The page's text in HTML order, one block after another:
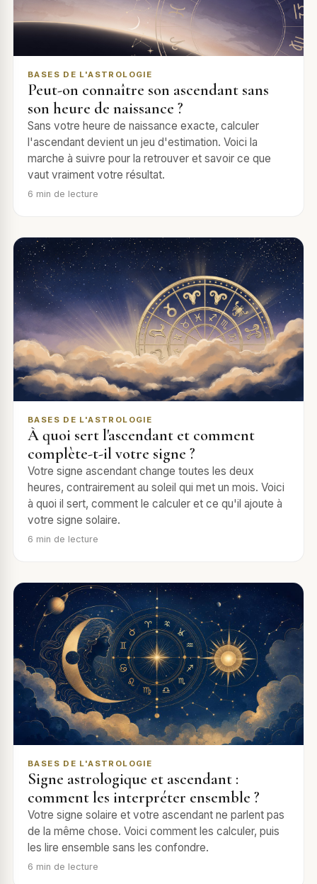
BASES DE L'ASTROLOGIE
Peut-on connaître son ascendant sans
son heure de naissance ?
Sans votre heure de naissance exacte, calculer
l'ascendant devient un jeu d'estimation. Voici la
marche à suivre pour la retrouver et savoir ce que
vaut vraiment votre résultat.
6 min de lecture
BASES DE L'ASTROLOGIE
À quoi sert l'ascendant et comment
complète-t-il votre signe ?
Votre signe ascendant change toutes les deux
heures, contrairement au soleil qui met un mois. Voici
à quoi il sert, comment le calculer et ce qu'il ajoute à
votre signe solaire.
6 min de lecture
BASES DE L'ASTROLOGIE
Signe astrologique et ascendant :
comment les interpréter ensemble ?
Votre signe solaire et votre ascendant ne parlent pas
de la même chose. Voici comment les calculer, puis
les lire ensemble sans les confondre.
6 min de lecture